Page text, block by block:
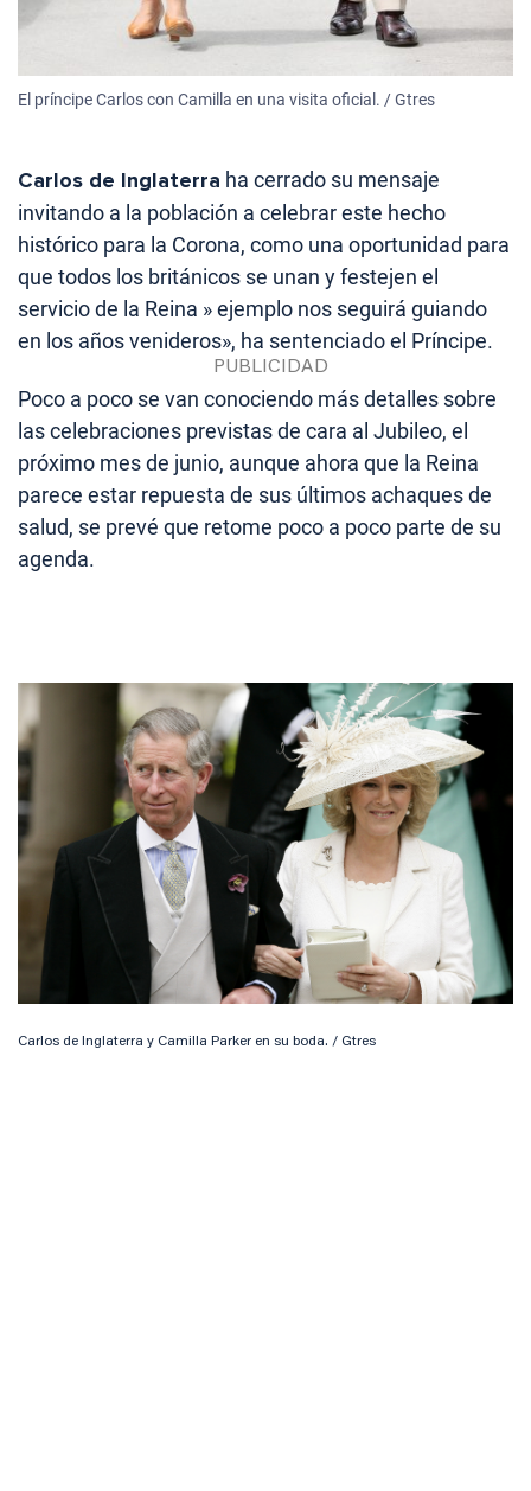
El príncipe Carlos con Camilla en una visita oficial. / Gtres
Carlos de Inglaterra ha cerrado su mensaje
invitando a la población a celebrar este hecho
histórico para la Corona, como una oportunidad para
que todos los británicos se unan y festejen el
servicio de la Reina » ejemplo nos seguirá guiando
en los años venideros», ha sentenciado el Príncipe.
Poco a poco se van conociendo más detalles sobre
las celebraciones previstas de cara al Jubileo, el
próximo mes de junio, aunque ahora que la Reina
parece estar repuesta de sus últimos achaques de
salud, se prevé que retome poco a poco parte de su
agenda.
Carlos de Inglaterra y Camilla Parker en su boda. / Gtres